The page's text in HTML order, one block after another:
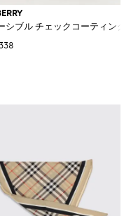
トン カードホルダー
シブル チェックコーティン